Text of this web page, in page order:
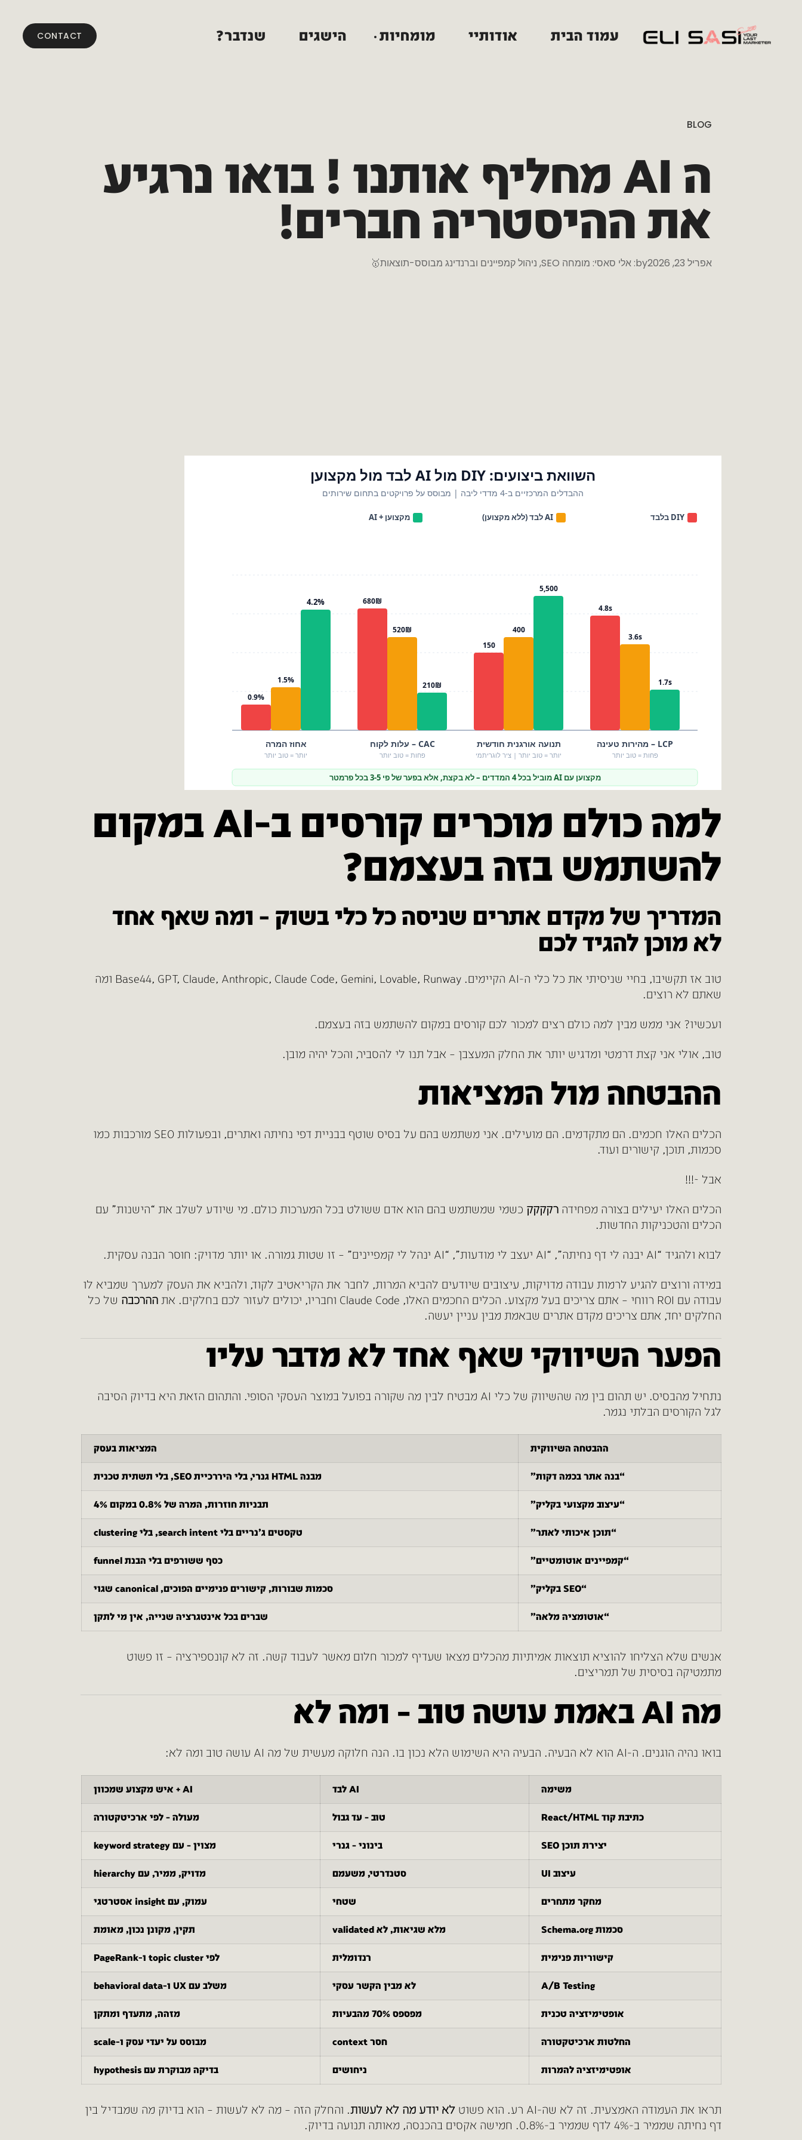
עמוד הבית אודותיי מומחיות הישגים שנדבר? CONTACT
BLOG
ה AI מחליף אותנו ! בואו נרגיע
את ההיסטריה חברים!
אפריל 23, 2026 by: אלי סאסי: מומחה SEO, ניהול קמפיינים וברנדינג מבוסס-תוצאות🥇
למה כולם מוכרים קורסים ב-AI במקום
להשתמש בזה בעצמם?
המדריך של מקדם אתרים שניסה כל כלי בשוק – ומה שאף אחד
לא מוכן להגיד לכם
טוב אז תקשיבו, בחיי שניסיתי את כל כלי ה-AI הקיימים. Base44, GPT, Claude, Anthropic, Claude Code, Gemini, Lovable, Runway ומה
שאתם לא רוצים.
ועכשיו? אני ממש מבין למה כולם רצים למכור לכם קורסים במקום להשתמש בזה בעצמם.
טוב, אולי אני קצת דרמטי ומדגיש יותר את החלק המעצבן – אבל תנו לי להסביר, והכל יהיה מובן.
ההבטחה מול המציאות
הכלים האלו חכמים. הם מתקדמים. הם מועילים. אני משתמש בהם על בסיס שוטף בבניית דפי נחיתה ואתרים, ובפעולות SEO מורכבות כמו
סכמות, תוכן, קישורים ועוד.
אבל ~!!!
הכלים האלו יעילים בצורה מפחידהרקקקק כשמי שמשתמש בהם הוא אדם ששולט בכל המערכות כולם. מי שיודע לשלב את “הישנות” עם
הכלים והטכניקות החדשות.
לבוא ולהגיד “AI יבנה לי דף נחיתה”, “AI יעצב לי מודעות”, “AI ינהל לי קמפיינים” – זו שטות גמורה. או יותר מדויק: חוסר הבנה עסקית.
במידה ורוצים להגיע לרמות עבודה מדויקות, עיצובים שיודעים להביא המרות, לחבר את הקריאטיב לקוד, ולהביא את העסק למערך שמביא לו
עבודה עם ROI רווחי – אתם צריכים בעל מקצוע. הכלים החכמים האלו, Claude Code וחבריו, יכולים לעזור לכם בחלקים. את
ההרכבה של כל
החלקים יחד, אתם צריכים מקדם אתרים שבאמת מבין עניין יעשה.
הפער השיווקי שאף אחד לא מדבר עליו
נתחיל מהבסיס. יש תהום בין מה שהשיווק של כלי AI מבטיח לבין מה שקורה בפועל במוצר העסקי הסופי. והתהום הזאת היא בדיוק הסיבה
לגל הקורסים הבלתי נגמר.
ההבטחה השיווקית המציאות בעסק
“בנה אתר בכמה דקות” מבנה HTML גנרי, בלי היררכיית SEO, בלי תשתית טכנית
“עיצוב מקצועי בקליק” תבניות חוזרות, המרה של 0.8% במקום 4%
“תוכן איכותי לאתר” טקסטים ג’נריים בלי search intent, בלי clustering
“קמפיינים אוטומטיים” כסף ששורפים בלי הבנת funnel
“SEO בקליק” סכמות שבורות, קישורים פנימיים הפוכים, canonical שגוי
“אוטומציה מלאה” שברים בכל אינטגרציה שנייה, אין מי לתקן
אנשים שלא הצליחו להוציא תוצאות אמיתיות מהכלים מצאו שעדיף למכור חלום מאשר לעבוד קשה. זה לא קונספירציה – זו פשוט
מתמטיקה בסיסית של תמריצים.
מה AI באמת עושה טוב – ומה לא
בואו נהיה הוגנים. ה-AI הוא לא הבעיה. הבעיה היא השימוש הלא נכון בו. הנה חלוקה מעשית של מה AI עושה טוב ומה לא:
משימה AI לבד AI + איש מקצוע שמכוון
כתיבת קוד React/HTML טוב – עד גבול מעולה – לפי ארכיטקטורה
יצירת תוכן SEO בינוני – גנרי מצוין – עם keyword strategy
עיצוב UI סטנדרטי, משעמם מדויק, ממיר, עם hierarchy
מחקר מתחרים שטחי עמוק, עם insight אסטרטגי
סכמות Schema.org מלא שגיאות, לא validated תקין, מקונן נכון, מאומת
קישוריות פנימית רנדומלית לפי topic cluster ו-PageRank
A/B Testing לא מבין הקשר עסקי משלב עם UX ו-behavioral data
אופטימיזציה טכנית מפספס 70% מהבעיות מזהה, מתעדף ומתקן
החלטות ארכיטקטורה חסר context מבוסס על יעדי עסק ו-scale
אופטימיזציה להמרות ניחושים בדיקה מבוקרת עם hypothesis
תראו את העמודה האמצעית. זה לא שה-AI רע. הוא פשוט לא יודע מה לא לעשות. והחלק הזה – מה לא לעשות – הוא בדיוק מה שמבדיל בין
דף נחיתה שממיר ב-4% לדף שממיר ב-0.8%. חמישה אקסים בהכנסה, מאותה תנועה בדיוק.